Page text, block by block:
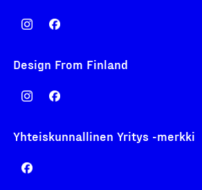
Design From Finland
Yhteiskunnallinen Yritys -merkki